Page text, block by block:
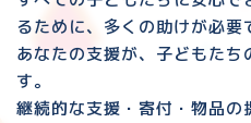
るために、多くの助けが必要
あなたの支援が、子どもた
す。
継続的な支援・寄付・物品